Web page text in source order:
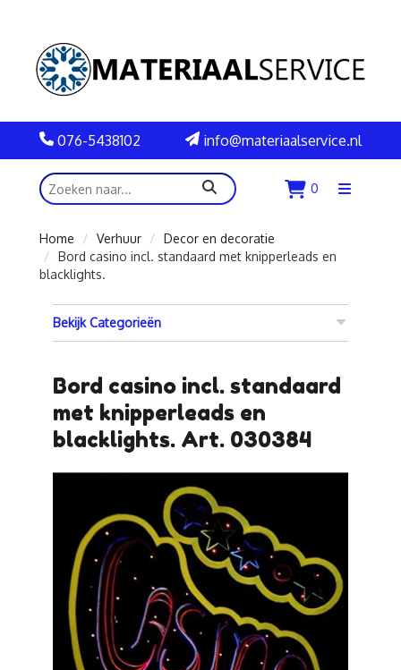
076-5438102 info@materiaalservice.nl
zoeken 0
Menu
Home
Verhuur
Decor en decoratie
Bord casino incl. standaard met knipperleads en
blacklights.
Bekijk Categorieën
Bord casino incl. standaard
met knipperleads en
blacklights. Art. 030384